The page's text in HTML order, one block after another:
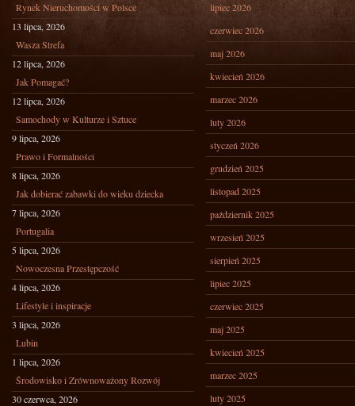
Rynek Nieruchomości w Polsce
13 lipca, 2026
Wasza Strefa
12 lipca, 2026
Jak Pomagać?
12 lipca, 2026
Samochody w Kulturze i Sztuce
9 lipca, 2026
Prawo i Formalności
8 lipca, 2026
Jak dobierać zabawki do wieku dziecka
7 lipca, 2026
Portugalia
5 lipca, 2026
Nowoczesna Przestępczość
4 lipca, 2026
Lifestyle i inspiracje
3 lipca, 2026
Lubin
1 lipca, 2026
Środowisko i Zrównoważony Rozwój
30 czerwca, 2026
lipiec 2026
czerwiec 2026
maj 2026
kwiecień 2026
marzec 2026
luty 2026
styczeń 2026
grudzień 2025
listopad 2025
październik 2025
wrzesień 2025
sierpień 2025
lipiec 2025
czerwiec 2025
maj 2025
kwiecień 2025
marzec 2025
luty 2025